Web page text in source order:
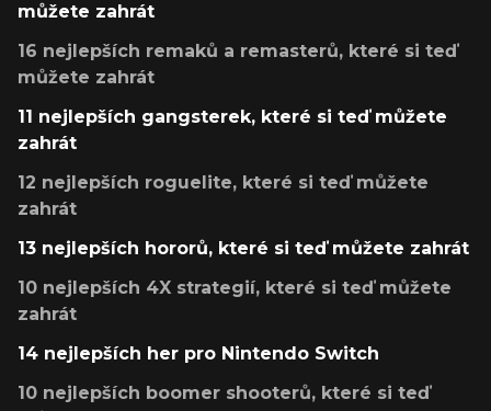
můžete zahrát
16 nejlepších remaků a remasterů, které si teď
můžete zahrát
11 nejlepších gangsterek, které si teď můžete
zahrát
12 nejlepších roguelite, které si teď můžete
zahrát
13 nejlepších hororů, které si teď můžete zahrát
10 nejlepších 4X strategií, které si teď můžete
zahrát
14 nejlepších her pro Nintendo Switch
10 nejlepších boomer shooterů, které si teď